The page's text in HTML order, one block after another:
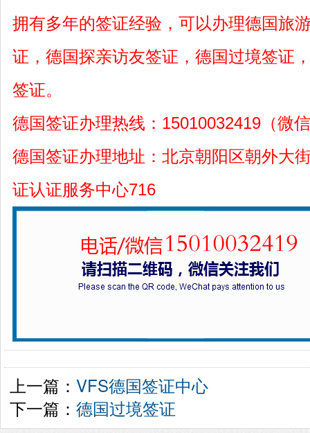
拥有多年的签证经验，可以办理德国旅
证，德国探亲访友签证，德国过境签证
签证。
德国签证办理热线：15010032419（微
德国签证办理地址：北京朝阳区朝外大
证认证服务中心716
上一篇： VFS德国签证中心
下一篇： 德国过境签证